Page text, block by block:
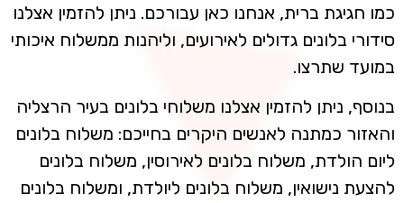
כמו חגיגת ברית, אנחנו כאן עבורכם. ניתן להזמין אצלנו
סידורי בלונים גדולים לאירועים, וליהנות ממשלוח איכותי
במועד שתרצו.
בנוסף, ניתן להזמין אצלנו משלוחי בלונים בעיר הרצליה
והאזור כמתנה לאנשים היקרים בחייכם: משלוח בלונים
ליום הולדת, משלוח בלונים לאירוסין, משלוח בלונים
להצעת נישואין, משלוח בלונים ליולדת, ומשלוח בלונים